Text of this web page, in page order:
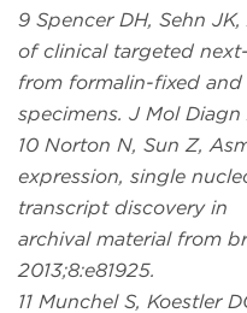
9 Spencer DH, Sehn
of clinical targeted
from formalin-fixed
specimens. J Mol Diagn
10 Norton N, Sun Z,
expression, single
transcript discovery in
archival material from
2013;8:e81925.
11 Munchel S, Koestler